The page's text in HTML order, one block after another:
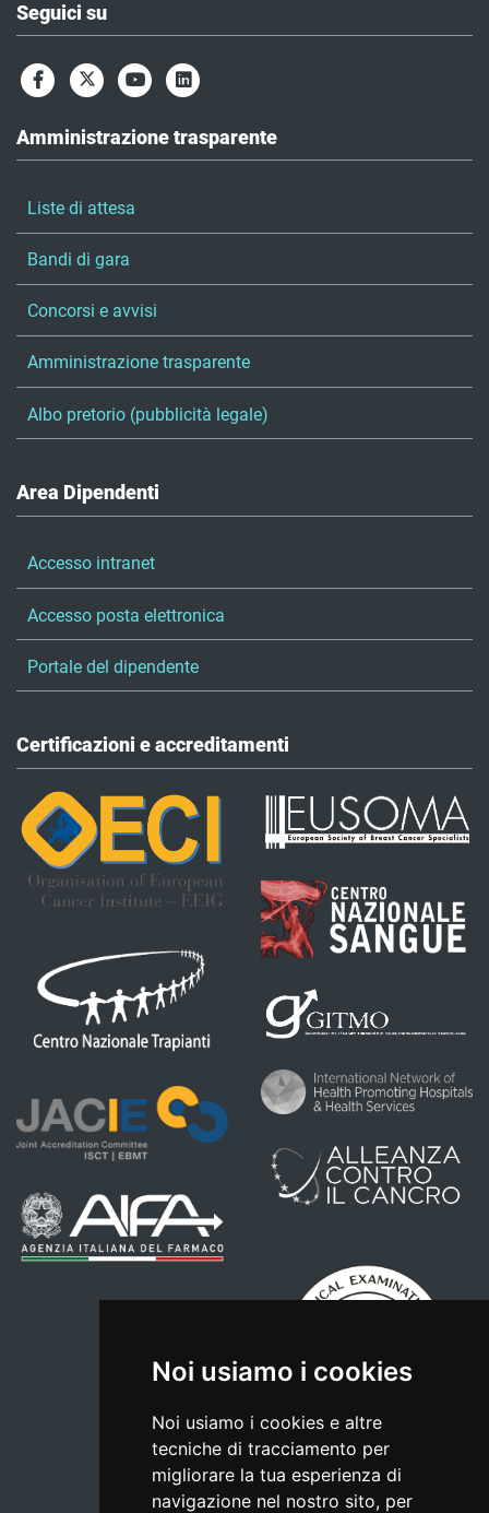
Noi usiamo i cookies
Noi usiamo i cookies e altre
tecniche di tracciamento per
migliorare la tua esperienza di
navigazione nel nostro sito, per
Seguici su
Amministrazione trasparente
Liste di attesa
Bandi di gara
Concorsi e avvisi
Amministrazione trasparente
Albo pretorio (pubblicità legale)
Area Dipendenti
Accesso intranet
Accesso posta elettronica
Portale del dipendente
Certificazioni e accreditamenti